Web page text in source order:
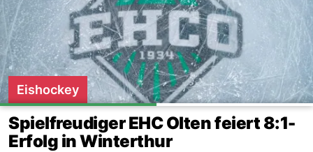
Eishockey
Spielfreudiger EHC Olten feiert 8:1-
Erfolg in Winterthur